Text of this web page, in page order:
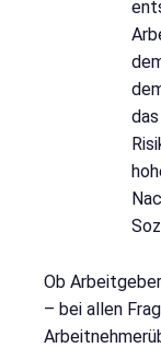
Ob
– bei allen